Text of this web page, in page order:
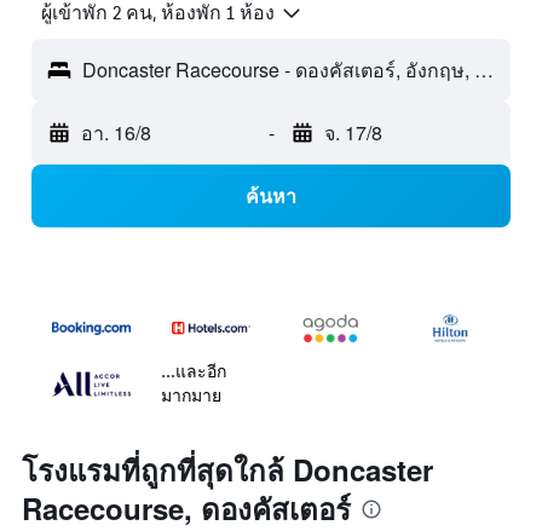
ผู้เข้าพัก 2 คน, ห้องพัก 1 ห้อง
Doncaster Racecourse - ดองคัสเตอร์, อังกฤษ, สหราชอาณาจักร
อา. 16/8 - จ. 17/8
ค้นหา
...และอีก
มากมาย
โรงแรมที่ถูกที่สุดใกล้ Doncaster
Racecourse, ดองคัสเตอร์